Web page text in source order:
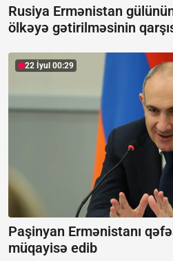
Rusiya Ermənistan
ölkəyə gətirilməsinin
22 İyul 00:29
Paşinyan Ermənistanı
müqayisə edib